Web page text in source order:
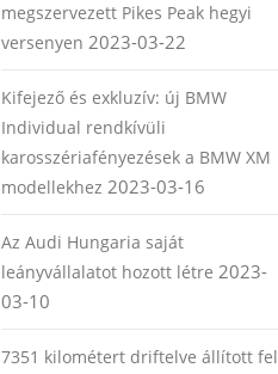
megszervezett Pikes Peak hegyi
versenyen 2023-03-22
Kifejező és exkluzív: új BMW
Individual rendkívüli
karosszériafényezések a BMW XM
modellekhez 2023-03-16
Az Audi Hungaria saját
leányvállalatot hozott létre 2023-
03-10
7351 kilométert driftelve állított fel